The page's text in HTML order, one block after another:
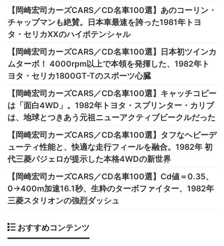
【岡崎宏司カーズCARS／CD名車100選】あのコーリン・
チャップマンも絶賛。日本車最速を誇った1981年トヨ
タ・セリカXXのハイポテンシャル
【岡崎宏司カーズCARS／CD名車100選】日本初ツインカ
ムターボ！ 4000rpm以上で本領を発揮した、1982年ト
ヨタ・セリカ1800GT-Tのスポーツ心臓
【岡崎宏司カーズCARS／CD名車100選】キャッチコピー
は「面白4WD」。1982年トヨタ・スプリンター・カリブ
は、地球とつきあう元祖ニューアクティブビークルだった
【岡崎宏司カーズCARS／CD名車100選】タフなヘビーデ
ューティ性能と、快適な走行フィールを融合。1982年 初
代三菱パジェロが提示した本格4WDの新世界
【岡崎宏司カーズCARS／CD名車100選】Cd値＝0.35、
0→400m加速16.1秒、生粋のターボファイター、1982年
三菱スタリオンの強烈ダッシュ
おすすめコンテンツ